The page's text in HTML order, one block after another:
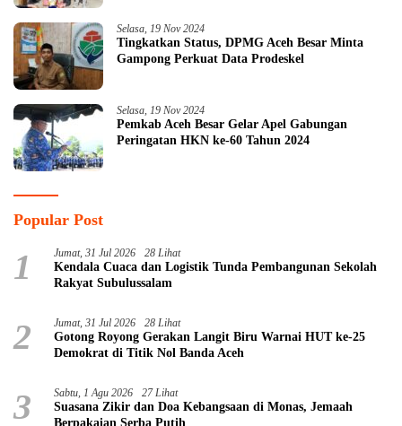
Selasa, 19 Nov 2024
Tingkatkan Status, DPMG Aceh Besar Minta
Gampong Perkuat Data Prodeskel
Selasa, 19 Nov 2024
Pemkab Aceh Besar Gelar Apel Gabungan
Peringatan HKN ke-60 Tahun 2024
Popular Post
1 Jumat, 31 Jul 2026 28 Lihat
Kendala Cuaca dan Logistik Tunda Pembangunan Sekolah
Rakyat Subulussalam
2 Jumat, 31 Jul 2026 28 Lihat
Gotong Royong Gerakan Langit Biru Warnai HUT ke-25
Demokrat di Titik Nol Banda Aceh
3 Sabtu, 1 Agu 2026 27 Lihat
Suasana Zikir dan Doa Kebangsaan di Monas, Jemaah
Berpakaian Serba Putih